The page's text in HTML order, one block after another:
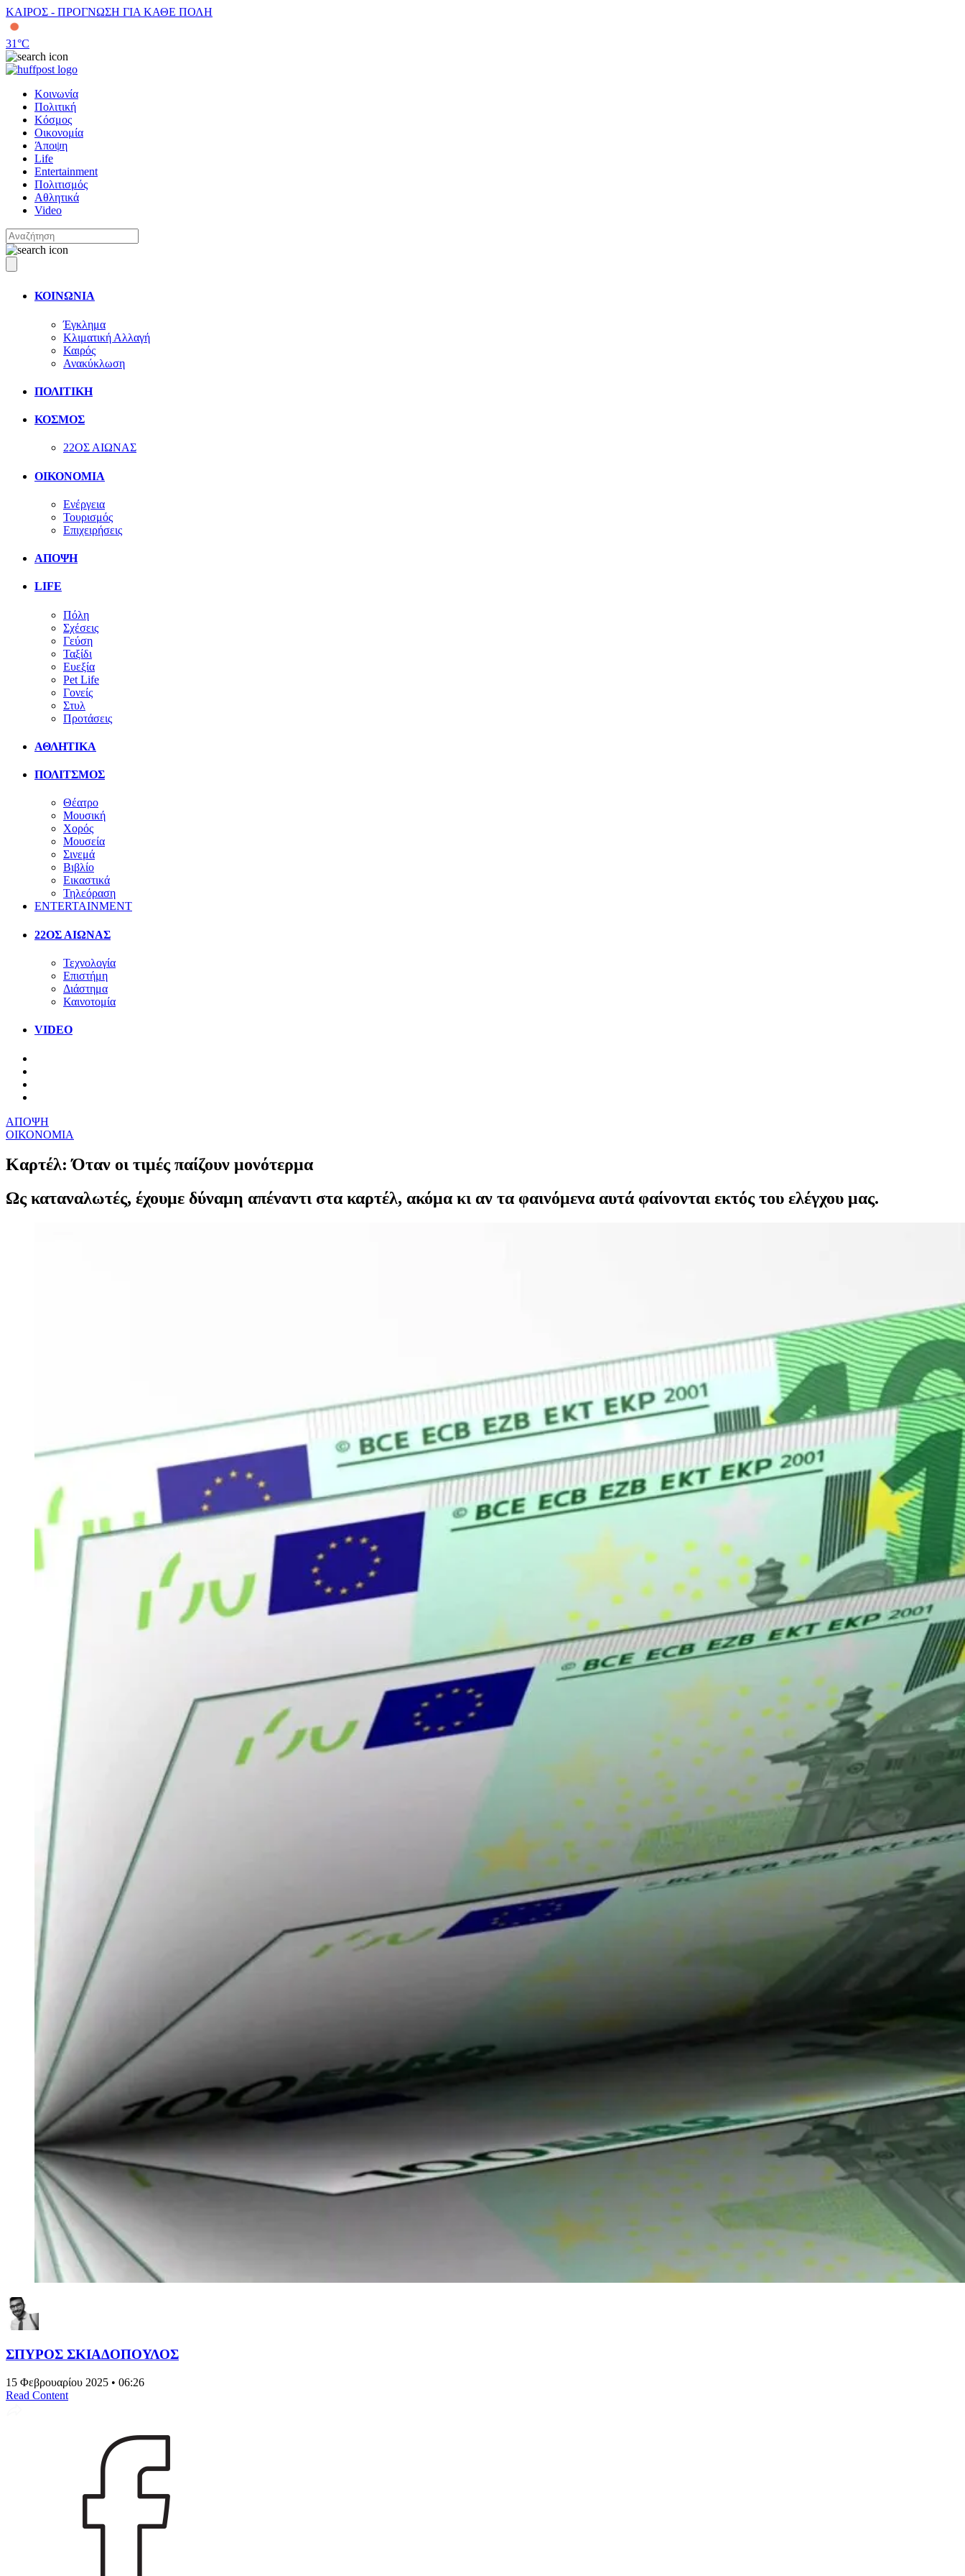
ΚΑΙΡΟΣ - ΠΡΟΓΝΩΣΗ ΓΙΑ ΚΑΘΕ ΠΟΛΗ
31°C
Κοινωνία
Πολιτική
Κόσμος
Οικονομία
Άποψη
Life
Entertainment
Πολιτισμός
Αθλητικά
Video
ΚΟΙΝΩΝΙΑ
Έγκλημα
Κλιματική Αλλαγή
Καιρός
Ανακύκλωση
ΠΟΛΙΤΙΚΗ
ΚΟΣΜΟΣ
22ΟΣ ΑΙΩΝΑΣ
ΟΙΚΟΝΟΜΙΑ
Ενέργεια
Τουρισμός
Επιχειρήσεις
ΑΠΟΨΗ
LIFE
Πόλη
Σχέσεις
Γεύση
Ταξίδι
Ευεξία
Pet Life
Γονείς
Στυλ
Προτάσεις
ΑΘΛΗΤΙΚΑ
ΠΟΛΙΤΣΜΟΣ
Θέατρο
Μουσική
Χορός
Μουσεία
Σινεμά
Βιβλίο
Εικαστικά
Τηλεόραση
ENTERTAINMENT
22ΟΣ ΑΙΩΝΑΣ
Τεχνολογία
Επιστήμη
Διάστημα
Καινοτομία
VIDEO
ΑΠΟΨΗ
ΟΙΚΟΝΟΜΙΑ
Καρτέλ: Όταν οι τιμές παίζουν μονότερμα
Ως καταναλωτές, έχουμε δύναμη απέναντι στα καρτέλ, ακόμα κι αν τα φαινόμενα αυτά φαίνονται εκτός του ελέγχου μας.
ΣΠΥΡΟΣ ΣΚΙΑΔΟΠΟΥΛΟΣ
15 Φεβρουαρίου 2025 • 06:26
Read Content